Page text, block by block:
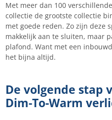
Met meer dan 100
collectie de grootste collectie
met goede reden. Zo zijn deze
makkelijk aan te sluiten, maar
plafond. Want met een
het bijna altijd.
De volgende stap
Dim-To-Warm